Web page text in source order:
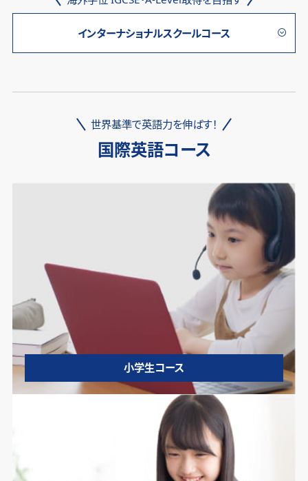
インターナショナルスクールコース
世界基準で英語力を伸ばす！
国際英語コース
小学生コース